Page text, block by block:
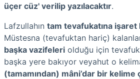
üçer cüz' verilip yazılacaktır.
Lafzullahın tam tevafukatına
Müstesna (tevafuktan hariç) kalanlar
başka vazifeleri olduğu için
başka yere bakıyor veyahut o
(tamamından) mâni’dar bir kelime